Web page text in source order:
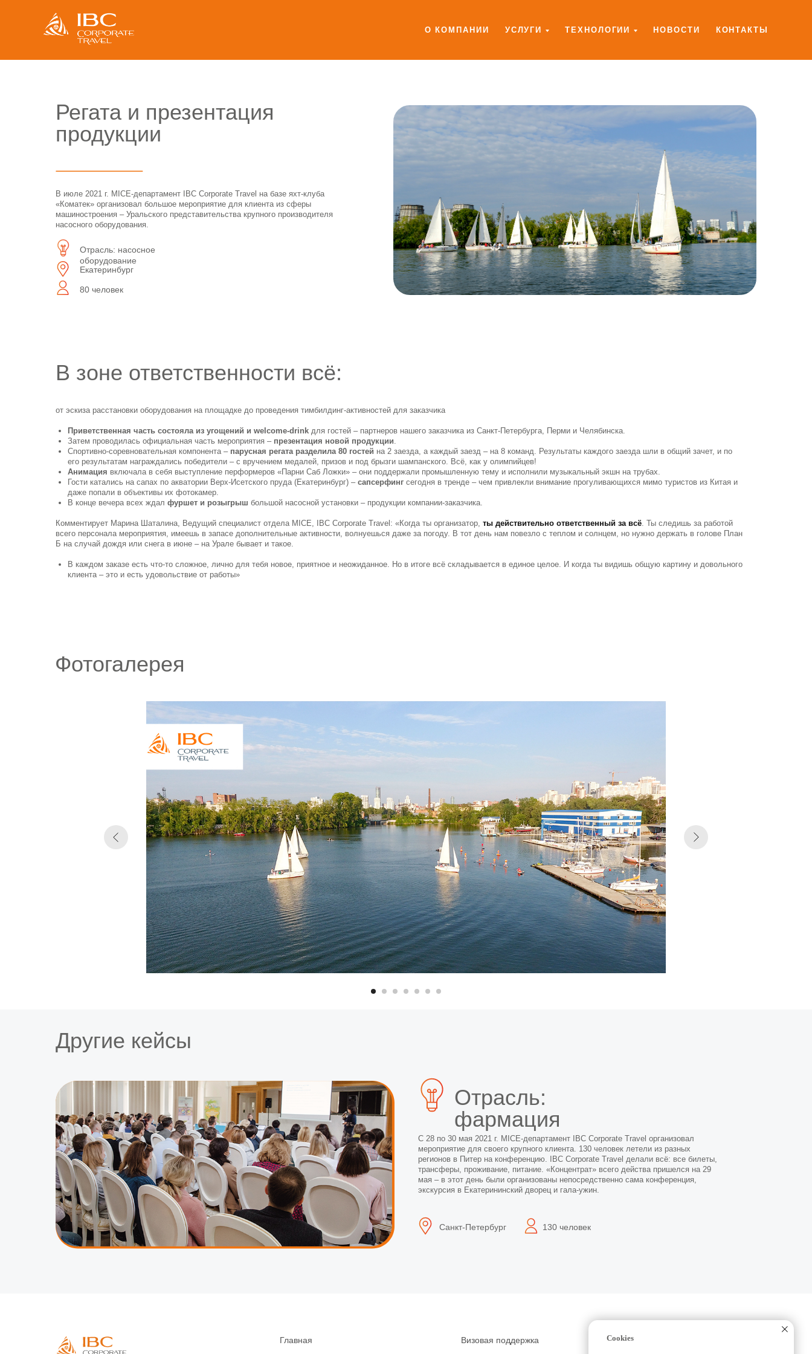
О КОМПАНИИ УСЛУГИ ТЕХНОЛОГИИ НОВОСТИ КОНТАКТЫ
Регата и презентация
продукции
В июле 2021 г. MICE-департамент IBC Corporate Travel на базе яхт-клуба
«Коматек» организовал большое мероприятие для клиента из сферы
машиностроения – Уральского представительства крупного производителя
насосного оборудования.
Отрасль: насосное
оборудование
Екатеринбург
80 человек
В зоне ответственности всё:
от эскиза расстановки оборудования на площадке до проведения тимбилдинг-активностей для заказчика
Приветственная часть состояла из угощений и welcome-drink для гостей – партнеров нашего заказчика из Санкт-Петербурга, Перми и Челябинска.
Затем проводилась официальная часть мероприятия – презентация новой продукции.
Спортивно-соревновательная компонента – парусная регата разделила 80 гостей на 2 заезда, а каждый заезд – на 8 команд. Результаты каждого заезда шли в общий зачет, и по
его результатам награждались победители – с вручением медалей, призов и под брызги шампанского. Всё, как у олимпийцев!
Анимация включала в себя выступление перформеров «Парни Саб Ложки» – они поддержали промышленную тему и исполнили музыкальный экшн на трубах.
Гости катались на сапах по акватории Верх-Исетского пруда (Екатеринбург) – сапсерфинг сегодня в тренде – чем привлекли внимание прогуливающихся мимо туристов из Китая и
даже попали в объективы их фотокамер.
В конце вечера всех ждал фуршет и розыгрыш большой насосной установки – продукции компании-заказчика.
Комментирует Марина Шаталина, Ведущий специалист отдела MICE, IBC Corporate Travel: «Когда ты организатор, ты действительно ответственный за всё. Ты следишь за работой
всего персонала мероприятия, имеешь в запасе дополнительные активности, волнуешься даже за погоду. В тот день нам повезло с теплом и солнцем, но нужно держать в голове План
Б на случай дождя или снега в июне – на Урале бывает и такое.
В каждом заказе есть что-то сложное, лично для тебя новое, приятное и неожиданное. Но в итоге всё складывается в единое целое. И когда ты видишь общую картину и довольного
клиента – это и есть удовольствие от работы»
Фотогалерея
Отрасль:
фармация
С 28 по 30 мая 2021 г. MICE-департамент IBC Corporate Travel организовал
мероприятие для своего крупного клиента. 130 человек летели из разных
регионов в Питер на конференцию. IBC Corporate Travel делали всё: все билеты,
трансферы, проживание, питание. «Концентрат» всего действа пришелся на 29
мая – в этот день были организованы непосредственно сама конференция,
экскурсия в Екатерининский дворец и гала-ужин.
Санкт-Петербург 130 человек
Другие кейсы
Главная
Визовая поддержка
Cookies